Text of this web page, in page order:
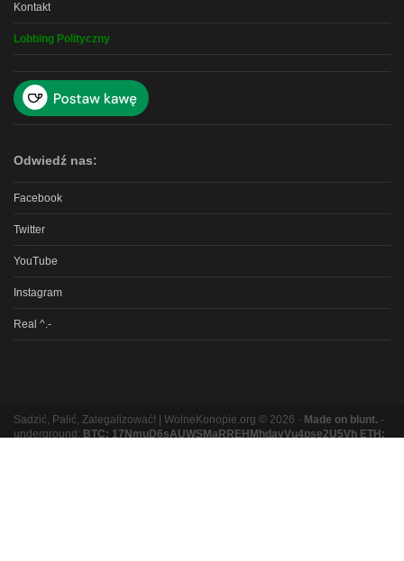
Kontakt
Lobbing Polityczny
Odwiedź nas:
Facebook
Twitter
YouTube
Instagram
Real ^.-
Sadzić, Palić, Zalegalizować! | WolneKonopie.org © 2026 - Made on blunt. -
underground: BTC: 17NmuD6sAUWSMaRREHMhdavVu4pse2U5Vh ETH: